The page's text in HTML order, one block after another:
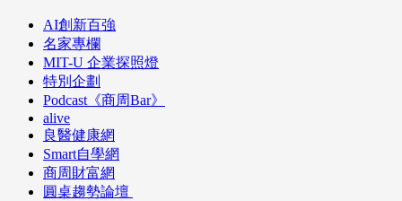
AI創新百強
名家專欄
MIT-U 企業探照燈
特別企劃
Podcast《商周Bar》
alive
良醫健康網
Smart自學網
商周財富網
圓桌趨勢論壇